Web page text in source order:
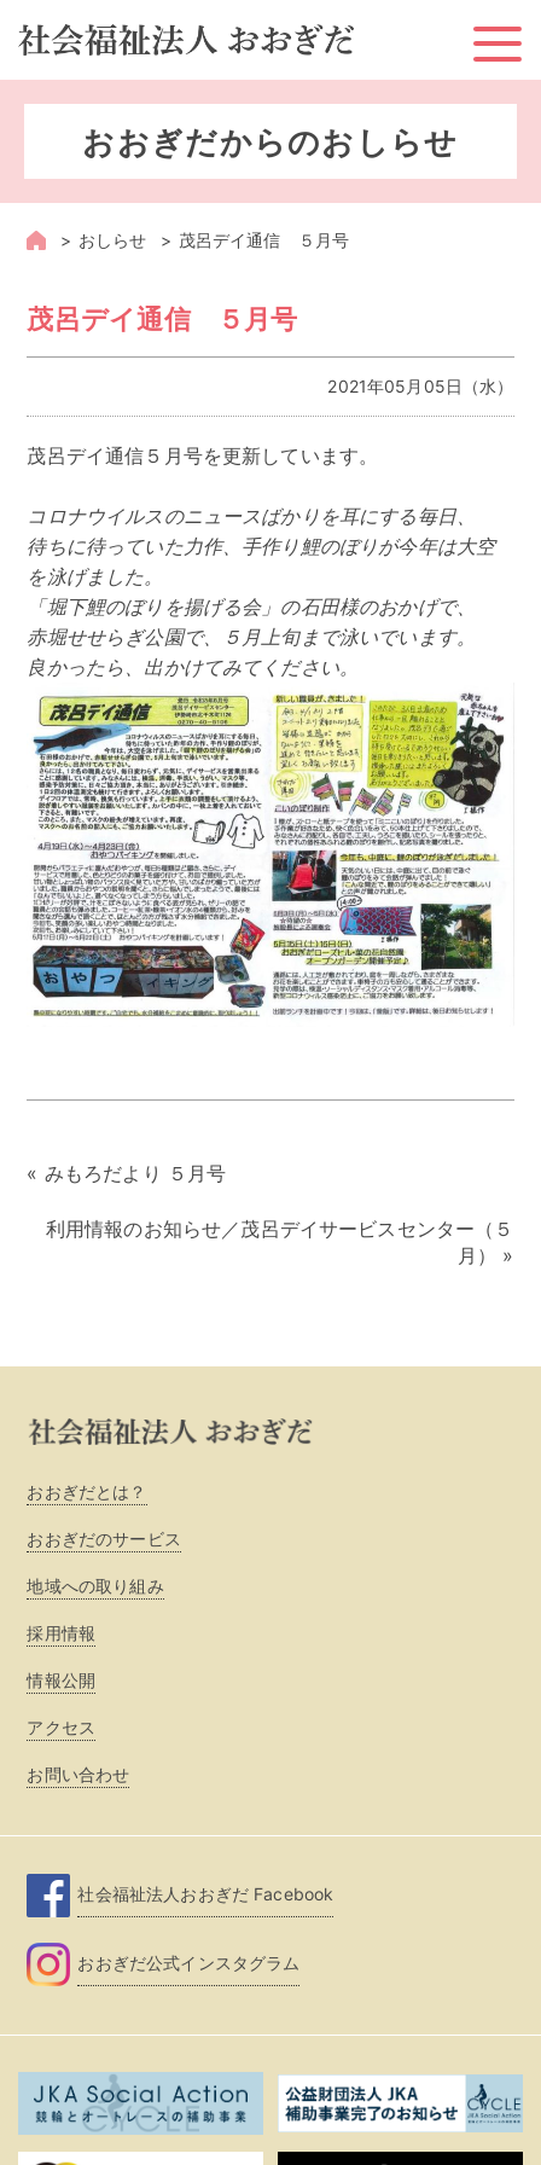
おおぎだからのおしらせ
おしらせ 茂呂デイ通信 ５月号
茂呂デイ通信 ５月号
2021年05月05日（水）
茂呂デイ通信５月号を更新しています。
コロナウイルスのニュースばかりを耳にする毎日、
待ちに待っていた力作、手作り鯉のぼりが今年は大空
を泳げました。
「堀下鯉のぼりを揚げる会」の石田様のおかげで、
赤堀せせらぎ公園で、５月上旬まで泳いでいます。
良かったら、出かけてみてください。
« みもろだより ５月号
利用情報のお知らせ／茂呂デイサービスセンター（５
月）
»
おおぎだとは？
おおぎだのサービス
地域への取り組み
採用情報
情報公開
アクセス
お問い合わせ
社会福祉法人おおぎだ Facebook
おおぎだ公式インスタグラム
ホーム
お知らせ
採用情報
アクセス
お問い合わせ